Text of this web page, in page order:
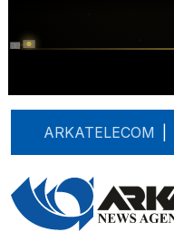
ARKATELECOM